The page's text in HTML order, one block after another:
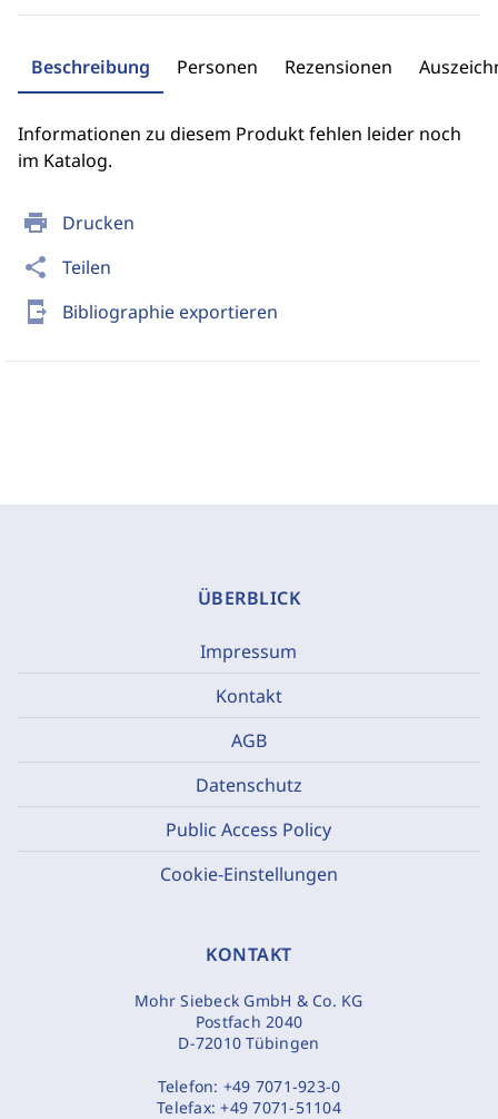
print Drucken
share Teilen
send_to_mobile Bibliographie exportieren
Beschreibung Personen Rezensionen
Informationen zu diesem Produkt fehlen leider noch
im Katalog.
ÜBERBLICK
Impressum
Kontakt
AGB
Datenschutz
Public Access Policy
Cookie-Einstellungen
KONTAKT
Mohr Siebeck GmbH & Co. KG
Postfach 2040
D-72010 Tübingen
Telefon: +49 7071-923-0
Telefax:+49 7071-51104